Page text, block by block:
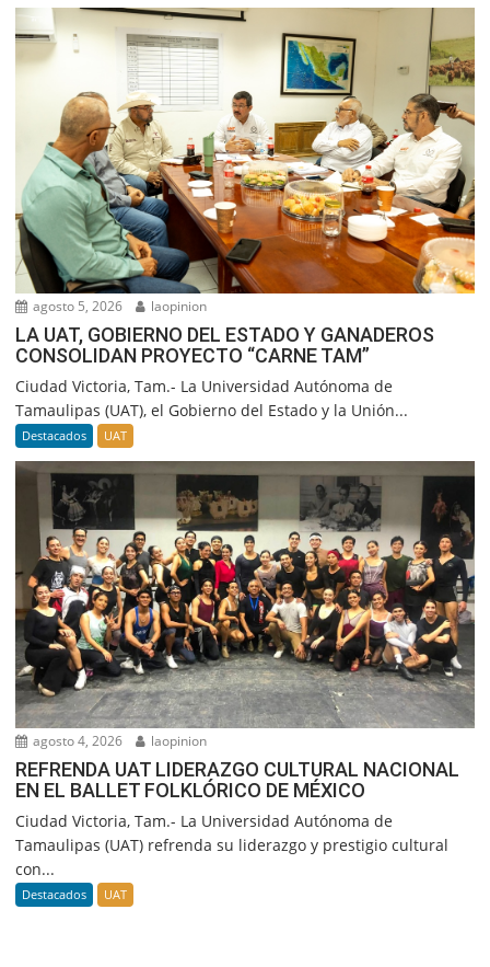
agosto 5, 2026 laopinion
LA UAT, GOBIERNO DEL ESTADO Y GANADEROS
CONSOLIDAN PROYECTO “CARNE TAM”
Ciudad Victoria, Tam.- La Universidad Autónoma de
Tamaulipas (UAT), el Gobierno del Estado y la Unión...
Destacados UAT
agosto 4, 2026 laopinion
REFRENDA UAT LIDERAZGO CULTURAL NACIONAL
EN EL BALLET FOLKLÓRICO DE MÉXICO
Ciudad Victoria, Tam.- La Universidad Autónoma de
Tamaulipas (UAT) refrenda su liderazgo y prestigio cultural
con...
Destacados UAT